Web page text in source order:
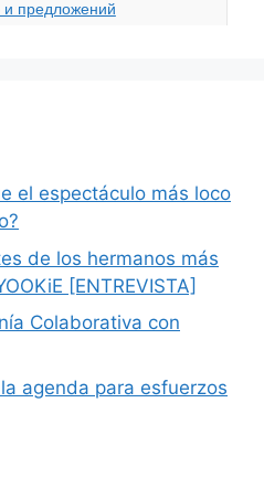
и предложений
el espectáculo más loco
de los hermanos más
[ENTREVISTA]
Colaborativa con
agenda para esfuerzos